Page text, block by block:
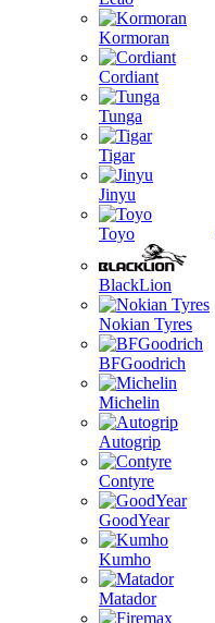
Kormoran
Cordiant
Tunga
Tigar
Jinyu
Toyo
BlackLion
Nokian Tyres
BFGoodrich
Michelin
Autogrip
Contyre
GoodYear
Kumho
Matador